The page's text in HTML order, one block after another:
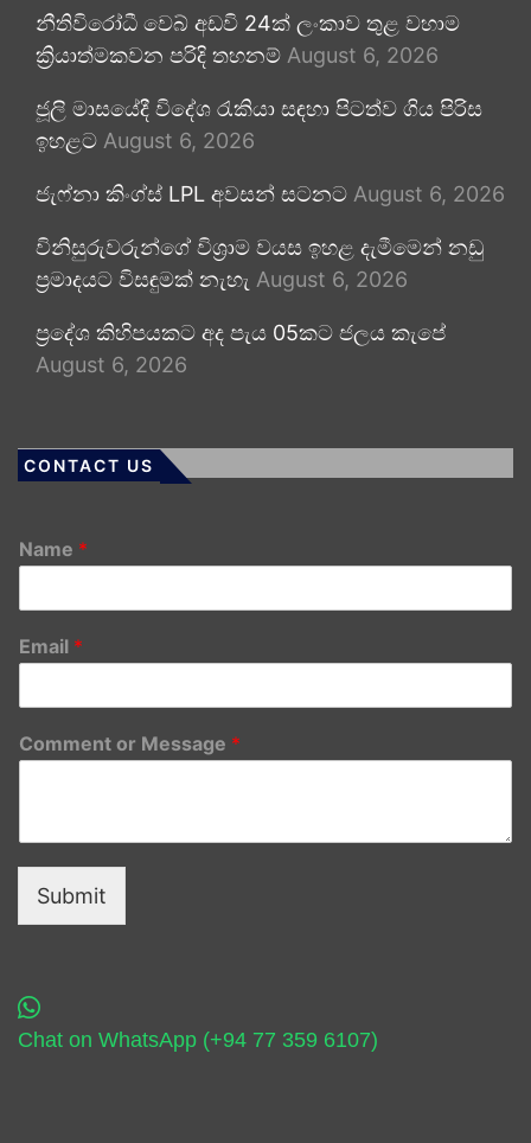
නීතිවිරෝධී වෙබ් අඩවි 24ක් ලංකාව තුළ වහාම
ක්‍රියාත්මකවන පරිදි තහනම් August 6, 2026
ජූලි මාසයේදී විදේශ රැකියා සඳහා පිටත්ව ගිය පිරිස
ඉහළට August 6, 2026
ජැෆ්නා කිංග්ස් LPL අවසන් සටනට August 6, 2026
විනිසුරුවරුන්ගේ විශ්‍රාම වයස ඉහළ දැමීමෙන් නඩු
ප්‍රමාදයට විසඳුමක් නැහැ August 6, 2026
ප්‍රදේශ කිහිපයකට අද පැය 05කට ජලය කැපේ
August 6, 2026
CONTACT US
Name *
Email *
Comment or Message *
Submit
Chat on WhatsApp (+94 77 359 6107)